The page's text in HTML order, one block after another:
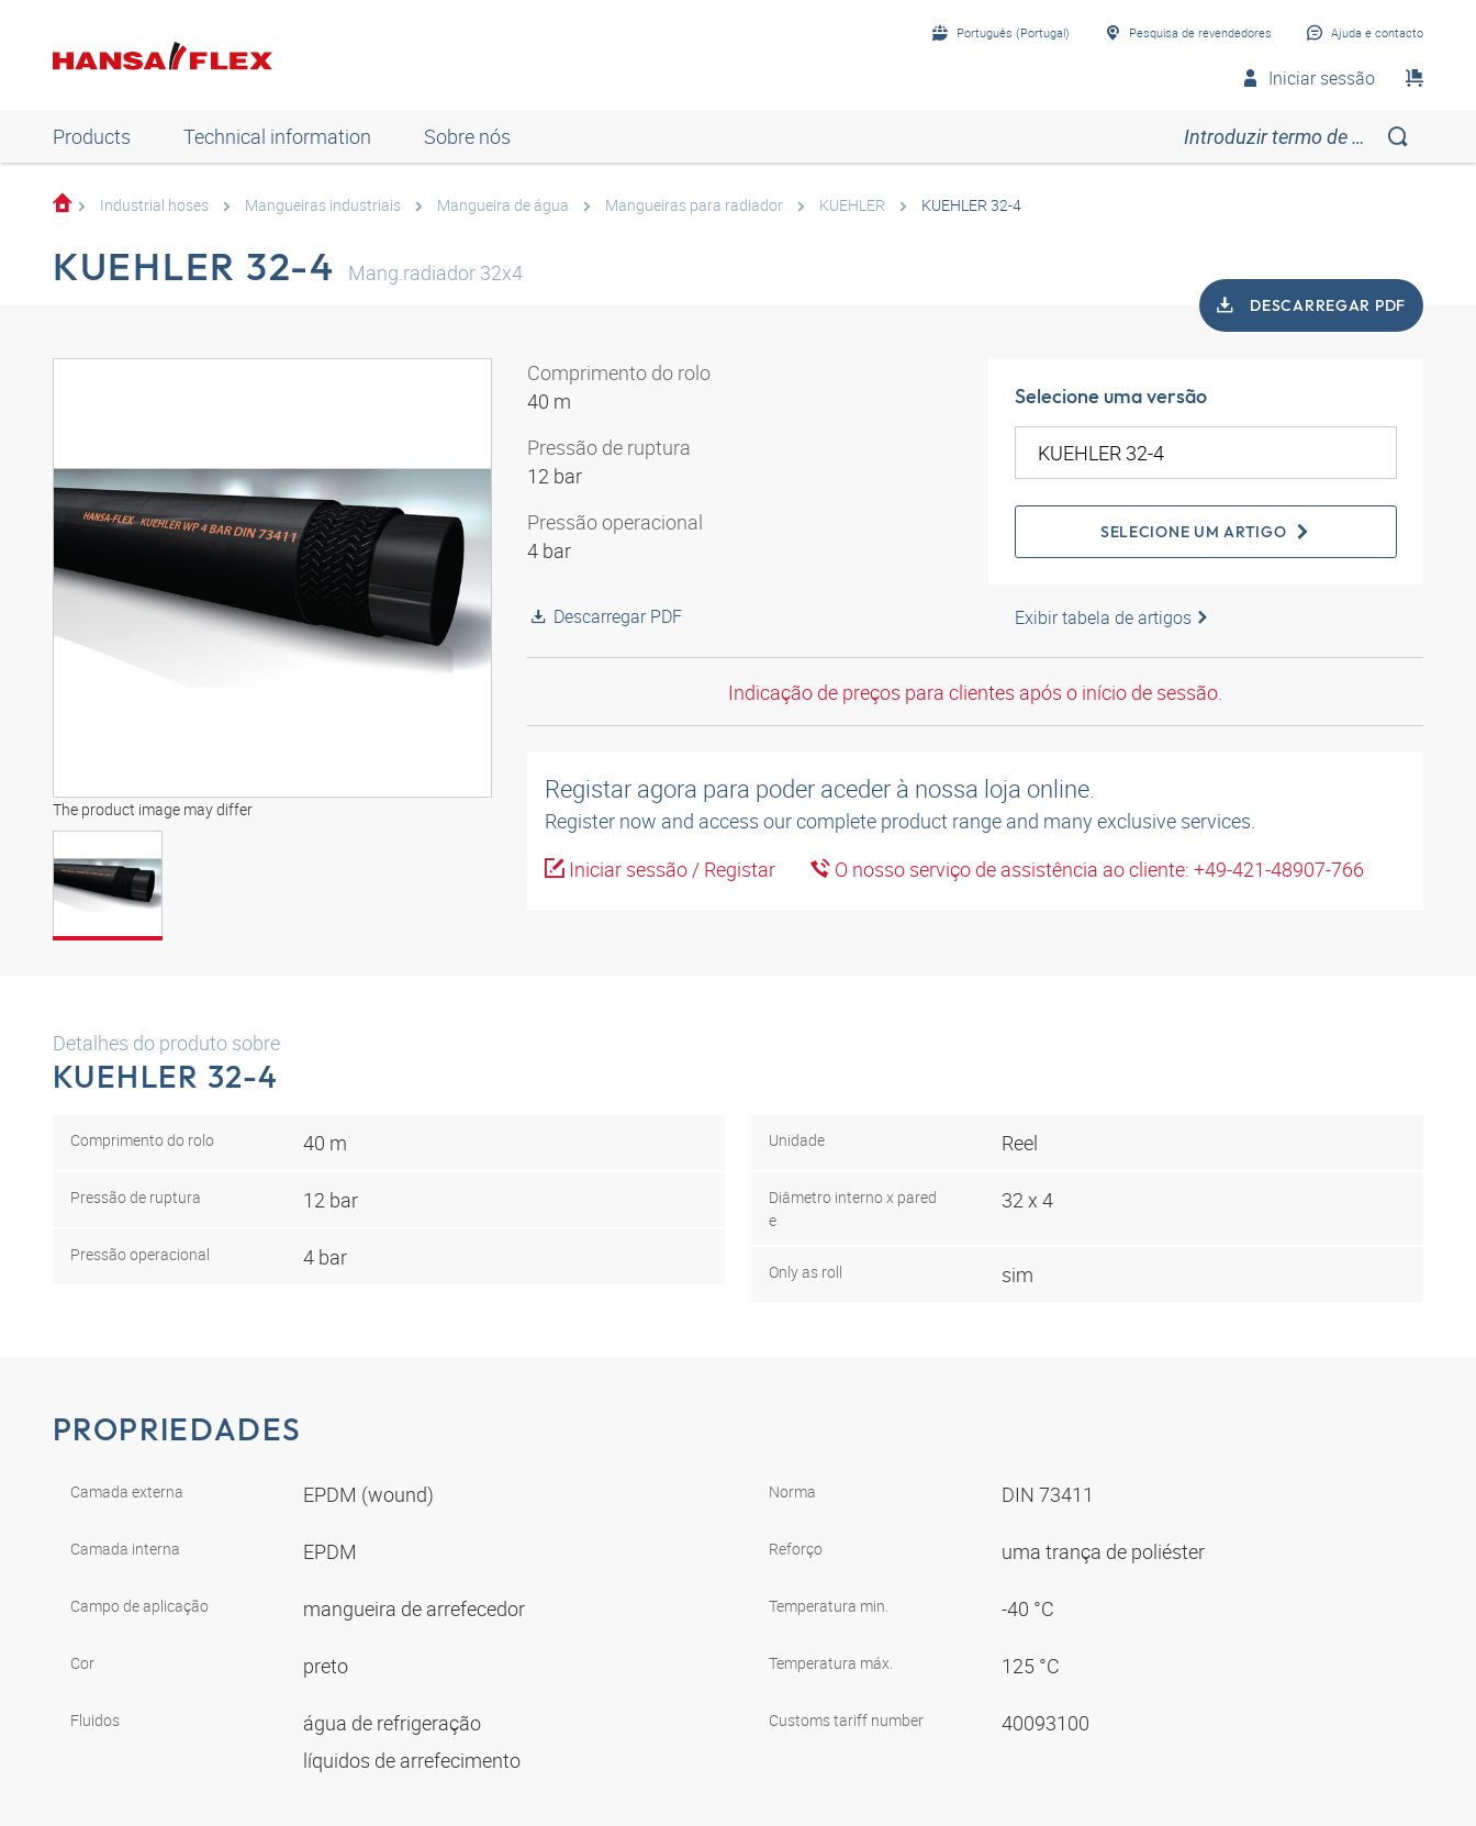
Português (Portugal) Pesquisa de revendedores Ajuda e contacto
Iniciar sessão
Products Technical information Sobre nós
Industrial hoses Mangueiras industriais Mangueira de água Mangueiras para radiador KUEHLER KUEHLER 32-4
KUEHLER 32-4 Mang.radiador 32x4
DESCARREGAR PDF
The product image may differ
Comprimento do rolo
40 m
Pressão de ruptura
12 bar
Pressão operacional
4 bar
Descarregar PDF
Selecione uma versão
SELECIONE UM ARTIGO
Exibir tabela de artigos
Indicação de preços para clientes após o início de sessão.
Registar agora para poder aceder à nossa loja online.
Register now and access our complete product range and many exclusive services.
Iniciar sessão / Registar
O nosso serviço de assistência ao cliente: +49-421-48907-766
Detalhes do produto sobre
KUEHLER 32-4
Comprimento do rolo 40 m
Pressão de ruptura 12 bar
Pressão operacional 4 bar
Unidade Reel
Diâmetro interno x pared
e
32 x 4
Only as roll sim
PROPRIEDADES
Camada externa EPDM (wound)
Camada interna EPDM
Campo de aplicação mangueira de arrefecedor
Cor preto
Fluidos
água de refrigeração
líquidos de arrefecimento
Norma DIN 73411
Reforço uma trança de poliéster
Temperatura min. -40 °C
Temperatura máx. 125 °C
Customs tariff number 40093100